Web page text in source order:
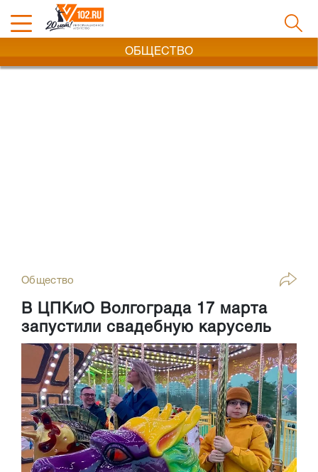
ОБЩЕСТВО
Общество
В ЦПКиО Волгограда 17 марта
запустили свадебную карусель